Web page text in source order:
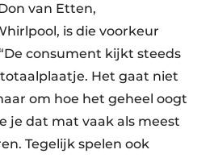
van Etten,
is die voorkeur
consument kijkt steeds
Het gaat niet
om hoe het geheel oogt
je dat mat vaak als meest
Tegelijk spelen ook